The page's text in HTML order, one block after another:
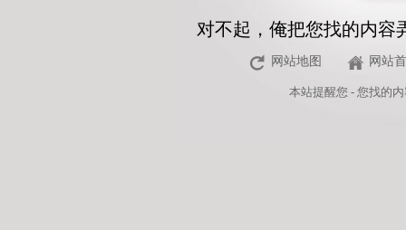
对不起，俺把您找的内容
网站地图 网站
本站提醒您 - 您找的